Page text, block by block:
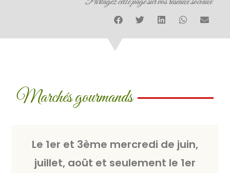
Marchés gourmands
Le 1er et 3ème mercredi de juin,
juillet, août et seulement le 1er